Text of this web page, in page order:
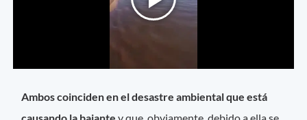
Ambos coinciden en el desastre ambiental que está
causando la bajantey que, obviamente, debido a ella se